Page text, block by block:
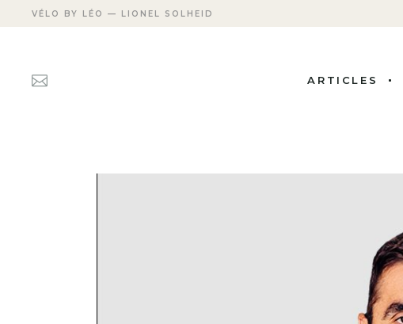
VÉLO BY LÉO — LIONEL SOLHEID
ARTICLES
TRANSMISSION
APRÈS LE VÉLO
CARRIÈRE PRO
LES DÉBUTS